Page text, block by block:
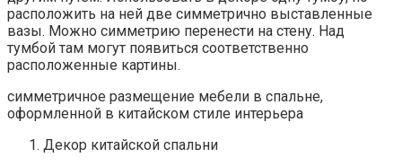
расположить на ней две симметрично выставленные
вазы. Можно симметрию перенести на стену. Над
тумбой там могут появиться соответственно
расположенные картины.
симметричное размещение мебели в спальне,
оформленной в китайском стиле интерьера
Декор китайской спальни